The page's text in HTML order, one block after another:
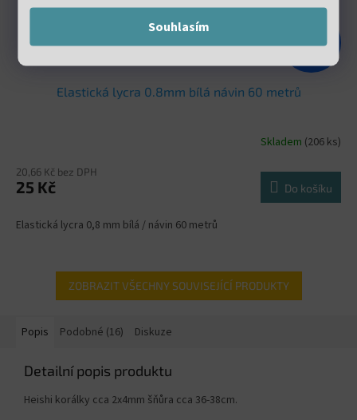
Souhlasím
–47 %
Elastická lycra 0.8mm bílá návin 60 metrů
Skladem (206 ks)
20,66 Kč bez DPH
25 Kč Do košíku
Elastická lycra 0,8 mm bílá / návin 60 metrů
ZOBRAZIT VŠECHNY SOUVISEJÍCÍ PRODUKTY
Popis Podobné (16) Diskuze
Detailní popis produktu
Heishi korálky cca 2x4mm šňůra cca 36-38cm.